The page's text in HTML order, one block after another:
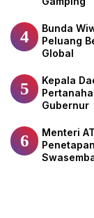
4
Bunda
Peluang
Global
5
Kepala
Gubernur
6
Menteri